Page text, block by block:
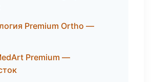
Premium Ortho —
Premium —